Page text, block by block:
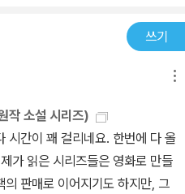
쓰기
작 소설 시리즈)
시간이 꽤 걸리네요. 한번에 다 올
가 읽은 시리즈들은 영화로 만들
판매로 이어지기도 하지만, 그